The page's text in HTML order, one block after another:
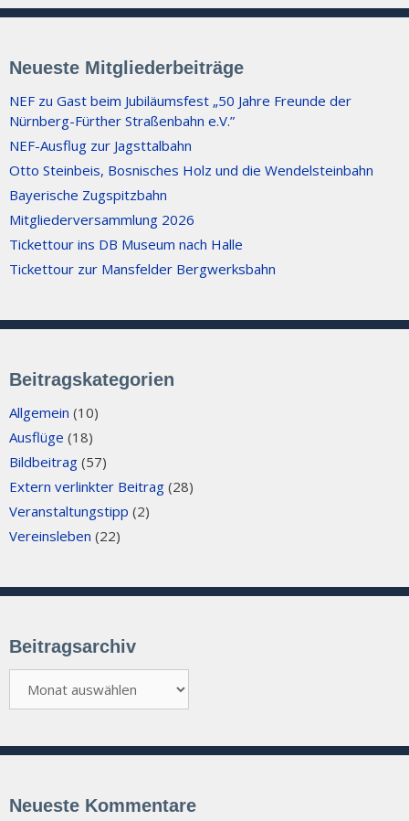
Neueste Mitgliederbeiträge
NEF zu Gast beim Jubiläumsfest „50 Jahre Freunde der
Nürnberg-Fürther Straßenbahn e.V.”
NEF-Ausflug zur Jagsttalbahn
Otto Steinbeis, Bosnisches Holz und die Wendelsteinbahn
Bayerische Zugspitzbahn
Mitgliederversammlung 2026
Tickettour ins DB Museum nach Halle
Tickettour zur Mansfelder Bergwerksbahn
Beitragskategorien
Allgemein (10)
Ausflüge (18)
Bildbeitrag (57)
Extern verlinkter Beitrag (28)
Veranstaltungstipp (2)
Vereinsleben (22)
Beitragsarchiv
Neueste Kommentare